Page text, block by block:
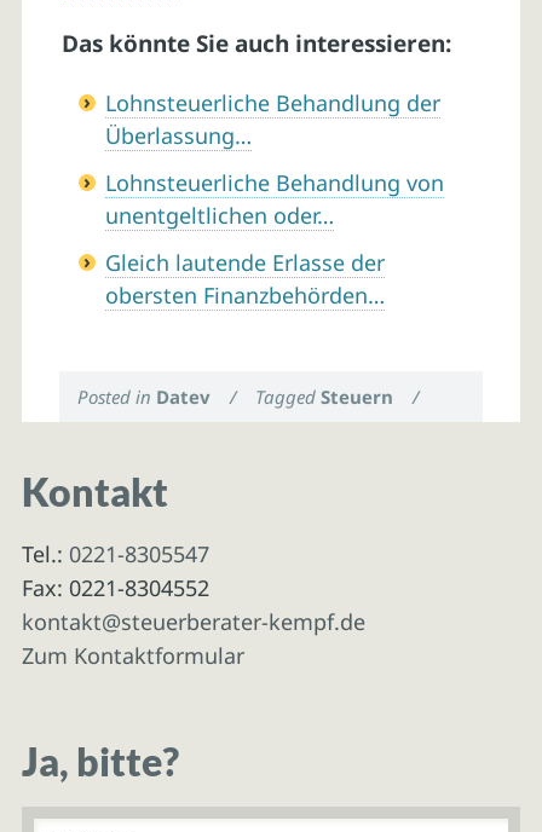
Das könnte Sie auch interessieren:
Lohnsteuerliche Behandlung der
Überlassung…
Lohnsteuerliche Behandlung von
unentgeltlichen oder…
Gleich lautende Erlasse der
obersten Finanzbehörden…
Posted in Datev / TaggedSteuern /
Kontakt
Tel.: 0221-8305547
Fax: 0221-8304552
kontakt@steuerberater-kempf.de
Zum Kontaktformular
Ja, bitte?